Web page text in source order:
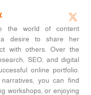
the world of content
desire to share her
with others. Over the
SEO, and digital
online portfolio.
you can find
workshops, or enjoying